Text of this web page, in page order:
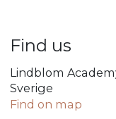
Find us
Lindblom
Sverige
Find on map